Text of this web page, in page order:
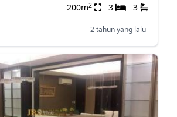
200m2 3 3
2 tahun yang lalu